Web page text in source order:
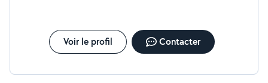
Voir le profil Contacter